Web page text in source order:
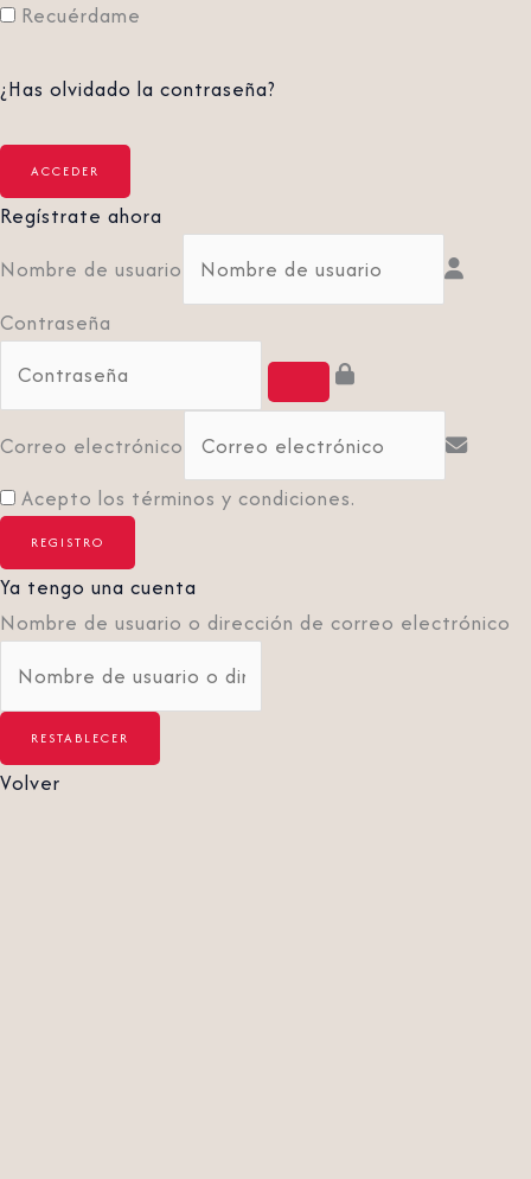
Recuérdame
¿Has olvidado la contraseña?
Regístrate ahora
Nombre de usuario
Contraseña
Correo electrónico
Acepto los términos y condiciones.
Ya tengo una cuenta
Nombre de usuario o dirección de correo electrónico
Volver